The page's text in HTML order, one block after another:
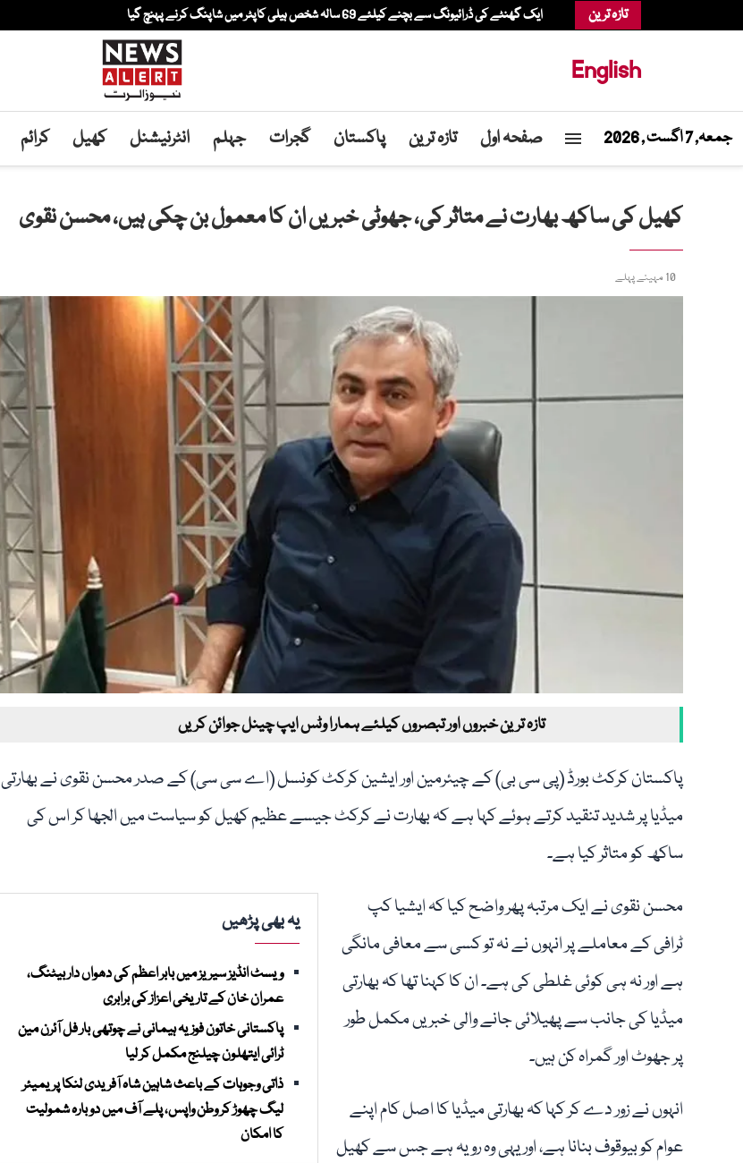
تازہ ترین ایک گھنٹے کی ڈرائیونگ سے بچنے کیلئے 69 سالہ شخص ہیلی کاپٹر میں شاپنگ کرنے پہنچ گیا
English
جمعہ, 7 اگست , 2026 صفحہ اول تازہ ترین پاکستان گجرات جہلم انٹرنیشنل کھیل کرائم
کھیل کی ساکھ بھارت نے متاثر کی، جھوٹی خبریں ان کا معمول بن چکی ہیں، محسن نقوی
10 مہینے پہلے
تازہ ترین خبروں اور تبصروں کیلئے ہمارا وٹس ایپ چینل جوائن کریں
پاکستان کرکٹ بورڈ (پی سی بی) کے چیئرمین اور ایشین کرکٹ کونسل (اے سی سی) کے صدر محسن نقوی نے بھارتی
میڈیا پر شدید تنقید کرتے ہوئے کہا ہے کہ بھارت نے کرکٹ جیسے عظیم کھیل کو سیاست میں الجھا کر اس کی
ساکھ کو متاثر کیا ہے۔
یہ بھی پڑھیں
ویسٹ انڈیز سیریز میں بابر اعظم کی دھواں دار بیٹنگ،
عمران خان کے تاریخی اعزاز کی برابری
پاکستانی خاتون فوزیہ ہیمانی نے چوتھی بار فل آئرن مین
ٹرائی ایتھلون چیلنج مکمل کر لیا
ذاتی وجوہات کے باعث شاہین شاہ آفریدی لنکا پریمیئر
لیگ چھوڑ کر وطن واپس، پلے آف میں دوبارہ شمولیت
کا امکان
محسن نقوی نے ایک مرتبہ پھر واضح کیا کہ ایشیا کپ
ٹرافی کے معاملے پر انہوں نے نہ تو کسی سے معافی مانگی
ہے اور نہ ہی کوئی غلطی کی ہے۔ ان کا کہنا تھا کہ بھارتی
میڈیا کی جانب سے پھیلائی جانے والی خبریں مکمل طور
پر جھوٹ اور گمراہ کن ہیں۔
انہوں نے زور دے کر کہا کہ بھارتی میڈیا کا اصل کام اپنے
عوام کو بیوقوف بنانا ہے، اور یہی وہ رویہ ہے جس سے کھیل